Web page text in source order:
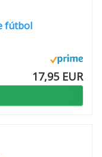
fútbol
17,95 EUR